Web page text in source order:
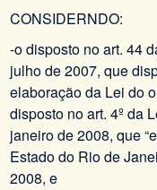
CONSIDERNDO:
-o disposto no art. 44
julho de 2007, que
elaboração da Lei do
disposto no art. 4º da
janeiro de 2008, que
Estado do Rio de
2008, e